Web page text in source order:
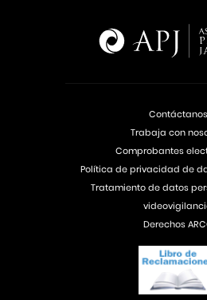
Contáctanos
Trabaja con
Comprobantes
Política de privacidad de
Tratamiento de datos
Derechos